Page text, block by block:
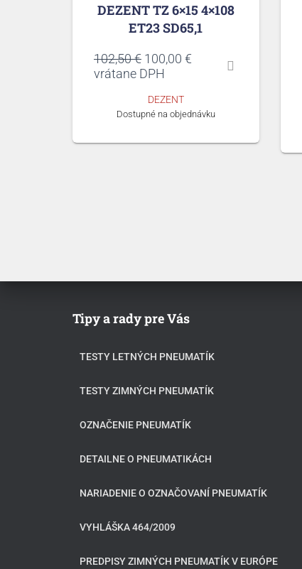
DEZENT TZ 6×15 4×108
ET23 SD65,1
102,50€ Pôvodná
cena
102,50 €.
100,00 € Aktuálna
vrátane DPH
DEZENT
Dostupné na objednávku
Tipy a rady pre Vás
TESTY LETNÝCH PNEUMATÍK
TESTY ZIMNÝCH PNEUMATÍK
OZNAČENIE PNEUMATÍK
DETAILNE O PNEUMATIKÁCH
NARIADENIE O OZNAČOVANÍ PNEUMATÍK
VYHLÁŠKA 464/2009
PREDPISY ZIMNÝCH PNEUMATÍK V EURÓPE